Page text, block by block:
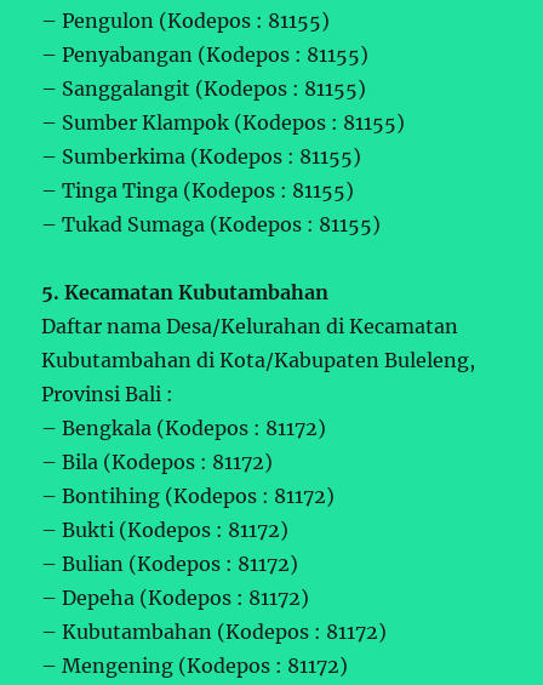
– Pengulon (Kodepos : 81155)
– Penyabangan (Kodepos : 81155)
– Sanggalangit (Kodepos : 81155)
– Sumber Klampok (Kodepos : 81155)
– Sumberkima (Kodepos : 81155)
– Tinga Tinga (Kodepos : 81155)
– Tukad Sumaga (Kodepos : 81155)
5. Kecamatan Kubutambahan
Daftar nama Desa/Kelurahan di Kecamatan
Kubutambahan di Kota/Kabupaten Buleleng,
Provinsi Bali :
– Bengkala (Kodepos : 81172)
– Bila (Kodepos : 81172)
– Bontihing (Kodepos : 81172)
– Bukti (Kodepos : 81172)
– Bulian (Kodepos : 81172)
– Depeha (Kodepos : 81172)
– Kubutambahan (Kodepos : 81172)
– Mengening (Kodepos : 81172)